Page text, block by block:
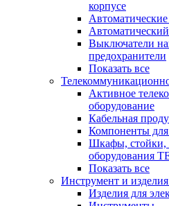
корпусе
Выключатели
предохранители
Показать все
Активное
оборудование
Кабельная
Компоненты
Шкафы, стойки,
оборудования
Показать все
Инструмент и
Изделия для